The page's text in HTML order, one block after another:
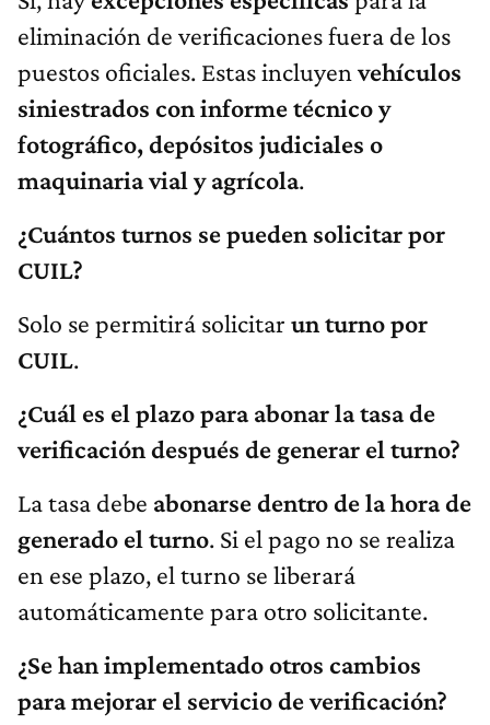
eliminación de verificaciones fuera de los
puestos oficiales. Estas incluyenvehículos
siniestrados con informe técnico y
fotográfico, depósitos judiciales o
maquinaria vial y agrícola.
¿Cuántos turnos se pueden solicitar por
CUIL?
Solo se permitirá solicitar un turno por
CUIL.
¿Cuál es el plazo para abonar la tasa de
verificación después de generar el turno?
La tasa debe abonarse dentro de la hora de
generado el turno. Si el pago no se realiza
en ese plazo, el turno se liberará
automáticamente para otro solicitante.
¿Se han implementado otros cambios
para mejorar el servicio de verificación?